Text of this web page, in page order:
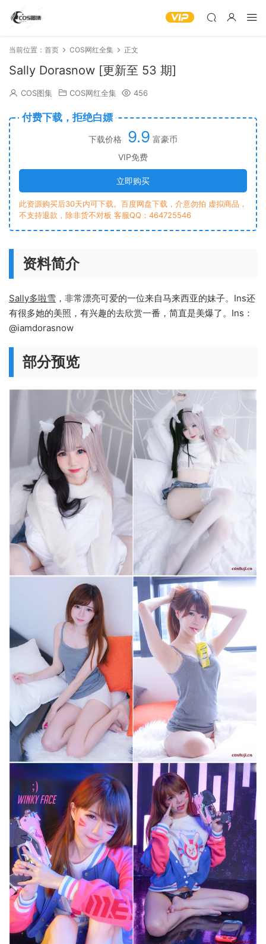
当前位置： 首页 COS网红全集 正文
Sally Dorasnow [更新至 53 期]
COS图集 COS网红全集 456
付费下载，拒绝白嫖
下载价格 9.9 富豪币
VIP免费
立即购买
此资源购买后30天内可下载。百度网盘下载，介意勿拍 虚拟商品，
不支持退款，除非货不对板 客服QQ：464725546
资料简介
Sally多啦雪 ，非常漂亮可爱的一位来自马来西亚的妹子。Ins还
有很多她的美照，有兴趣的去欣赏一番，简直是美爆了。Ins：
@iamdorasnow
部分预览